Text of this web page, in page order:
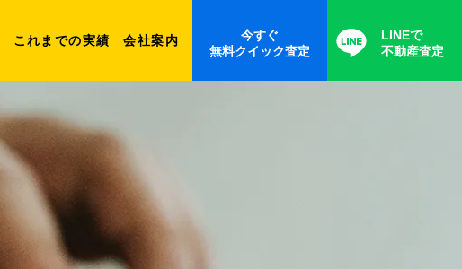
これまでの実績 会社案内
今すぐ
無料クイック査定
LINEで
不動産査定